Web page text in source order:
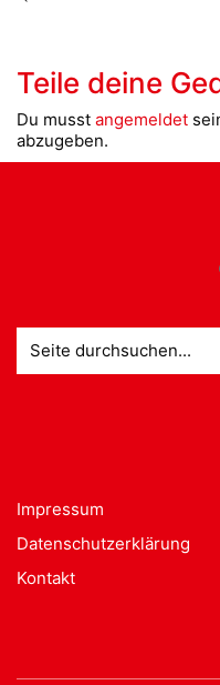
Teile deine
Du musst angemeldet
abzugeben.
nach:
Impressum
Datenschutzerklärung
Kontakt